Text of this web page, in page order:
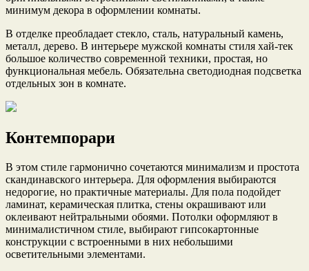
минимум декора в оформлении комнаты.
В отделке преобладает стекло, сталь, натуральный камень,
металл, дерево. В интерьере мужской комнаты стиля хай-тек
большое количество современной техники, простая, но
функциональная мебель. Обязательна светодиодная подсветка
отдельных зон в комнате.
Контемпорари
В этом стиле гармонично сочетаются минимализм и простота
скандинавского интерьера. Для оформления выбираются
недорогие, но практичные материалы. Для пола подойдет
ламинат, керамическая плитка, стены окрашивают или
оклеивают нейтральными обоями. Потолки оформляют в
минималистичном стиле, выбирают гипсокартонные
конструкции с встроенными в них небольшими
осветительными элементами.